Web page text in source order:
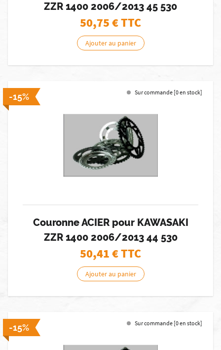
ZZR 1400 2006/2013 45 530
50,75€ TTC
Ajouter au panier
-15% Sur commande [0 en stock]
Couronne ACIER pour KAWASAKI
ZZR 1400 2006/2013 44 530
50,41€ TTC
Ajouter au panier
-15% Sur commande [0 en stock]